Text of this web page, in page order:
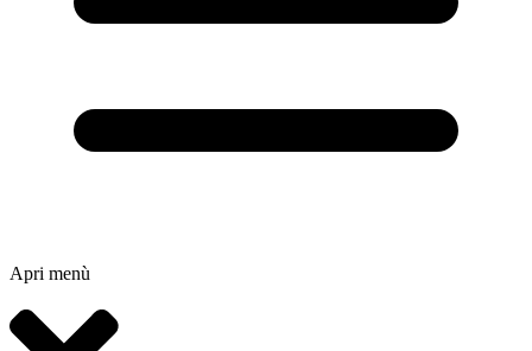
Apri menù